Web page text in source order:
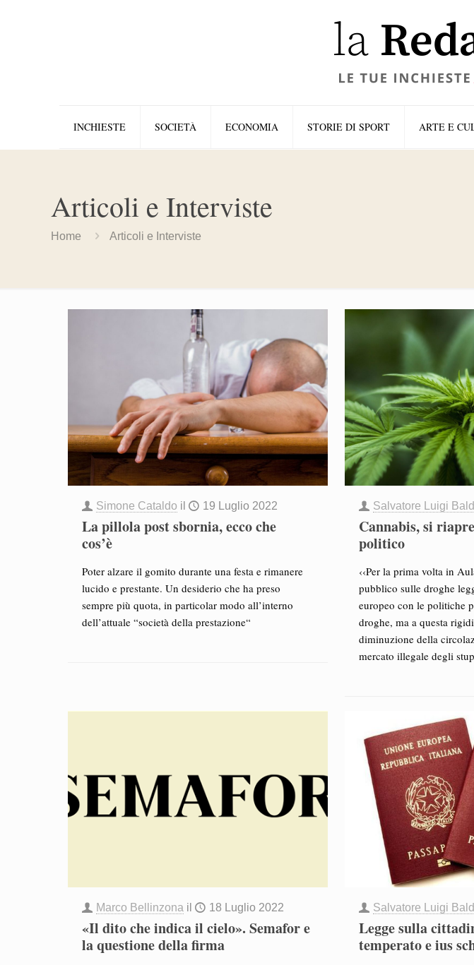
INCHIESTE SOCIETÀ ECONOMIA STORIE DI SPORT ARTE E
Articoli e Interviste
Home Articoli e Interviste
Simone Cataldo il 19 Luglio 2022
La pillola post sbornia, ecco che
cos’è
Poter alzare il gomito durante una festa e rimanere
lucido e prestante. Un desiderio che ha preso
sempre più quota, in particolar modo all’interno
dell’attuale “società della prestazione“
Salvatore Luigi
Cannabis, si
politico
‹‹Per la prima volta in
pubblico sulle droghe
europeo con le politiche
droghe, ma a questa
diminuzione della
mercato illegale degli
Marco Bellinzona il 18 Luglio 2022
«Il dito che indica il cielo». Semafor e
la questione della firma
Salvatore Luigi
Legge sulla
temperato e ius